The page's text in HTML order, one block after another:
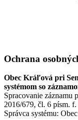
Ochrana
Obec Kráľová pri
systémom so
Spracovanie záznamu
2016/679, čl. 6 písm. f.
Správca systému: